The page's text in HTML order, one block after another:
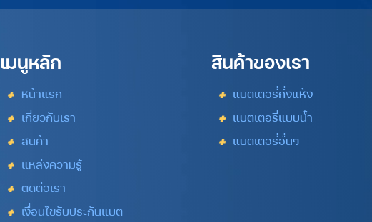
เมนูหลัก
หน้าแรก
เกี่ยวกับเรา
สินค้า
แหล่งความรู้
ติดต่อเรา
เงื่อนไขรับประกันแบต
สินค้าของเรา
แบตเตอรี่กึ่งแห้ง
แบตเตอรี่แบบน้ำ
แบตเตอรี่อื่นๆ